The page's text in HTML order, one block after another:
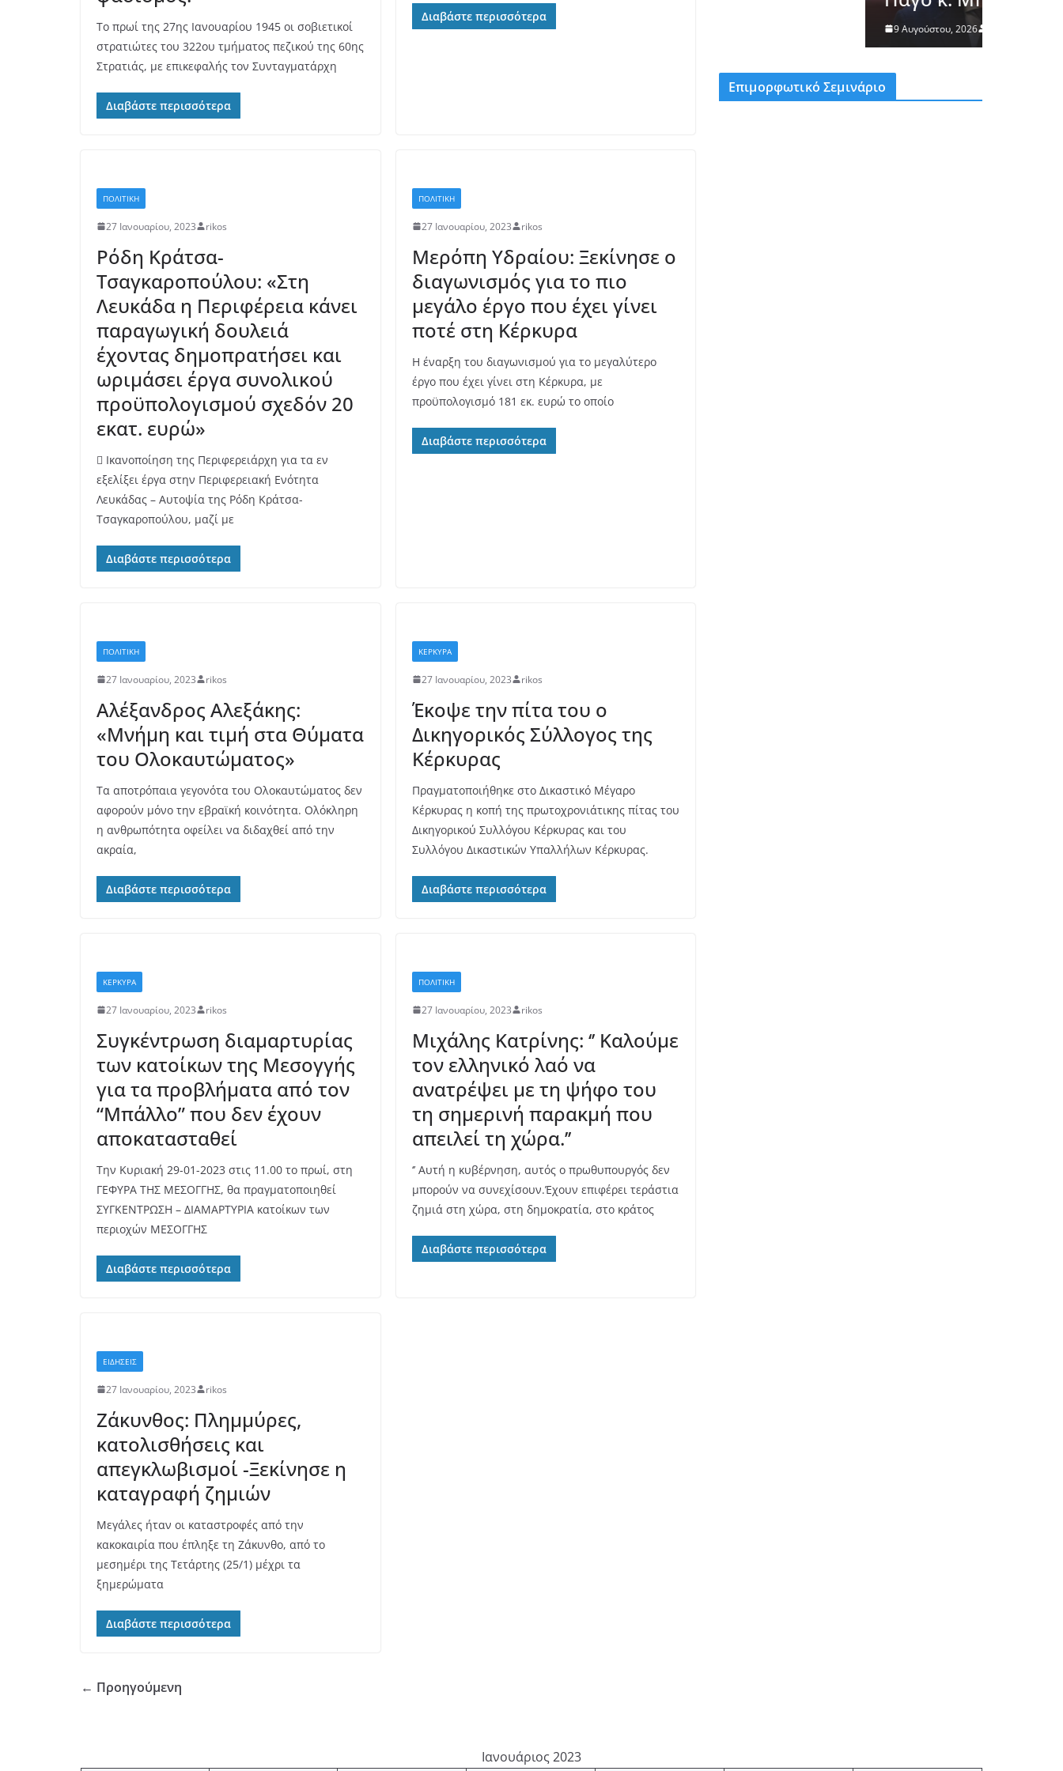
Το πρωί της 27ης Ιανουαρίου 1945 οι σοβιετικοί
στρατιώτες του 322ου τμήματος πεζικού της 60ης
Στρατιάς, με επικεφαλής τον Συνταγματάρχη
Διαβάστε περισσότερα
Διαβάστε περισσότερα
ΠΟΛΙΤΙΚΗ
27 Ιανουαρίου, 2023 rikos
Ρόδη Κράτσα-
Τσαγκαροπούλου: «Στη
Λευκάδα η Περιφέρεια κάνει
παραγωγική δουλειά
έχοντας δημοπρατήσει και
ωριμάσει έργα συνολικού
προϋπολογισμού σχεδόν 20
εκατ. ευρώ»
 Ικανοποίηση της Περιφερειάρχη για τα εν
εξελίξει έργα στην Περιφερειακή Ενότητα
Λευκάδας – Αυτοψία της Ρόδη Κράτσα-
Τσαγκαροπούλου, μαζί με
Διαβάστε περισσότερα
ΠΟΛΙΤΙΚΗ
27 Ιανουαρίου, 2023 rikos
Μερόπη Υδραίου: Ξεκίνησε ο
διαγωνισμός για το πιο
μεγάλο έργο που έχει γίνει
ποτέ στη Κέρκυρα
Η έναρξη του διαγωνισμού για το μεγαλύτερο
έργο που έχει γίνει στη Κέρκυρα, με
προϋπολογισμό 181 εκ. ευρώ το οποίο
Διαβάστε περισσότερα
ΠΟΛΙΤΙΚΗ
27 Ιανουαρίου, 2023 rikos
Αλέξανδρος Αλεξάκης:
«Μνήμη και τιμή στα Θύματα
του Ολοκαυτώματος»
Τα αποτρόπαια γεγονότα του Ολοκαυτώματος δεν
αφορούν μόνο την εβραϊκή κοινότητα. Ολόκληρη
η ανθρωπότητα οφείλει να διδαχθεί από την
ακραία,
Διαβάστε περισσότερα
ΚΕΡΚΥΡΑ
27 Ιανουαρίου, 2023 rikos
Έκοψε την πίτα του ο
Δικηγορικός Σύλλογος της
Κέρκυρας
Πραγματοποιήθηκε στο Δικαστικό Μέγαρο
Κέρκυρας η κοπή της πρωτοχρονιάτικης πίτας του
Δικηγορικού Συλλόγου Κέρκυρας και του
Συλλόγου Δικαστικών Υπαλλήλων Κέρκυρας.
Διαβάστε περισσότερα
ΚΕΡΚΥΡΑ
27 Ιανουαρίου, 2023 rikos
Συγκέντρωση διαμαρτυρίας
των κατοίκων της Μεσογγής
για τα προβλήματα από τον
“Μπάλλο” που δεν έχουν
αποκατασταθεί
Την Κυριακή 29-01-2023 στις 11.00 το πρωί, στη
ΓΕΦΥΡΑ ΤΗΣ ΜΕΣΟΓΓΗΣ, θα πραγματοποιηθεί
ΣΥΓΚΕΝΤΡΩΣΗ – ΔΙΑΜΑΡΤΥΡΙΑ κατοίκων των
περιοχών ΜΕΣΟΓΓΗΣ
Διαβάστε περισσότερα
ΠΟΛΙΤΙΚΗ
27 Ιανουαρίου, 2023 rikos
Μιχάλης Κατρίνης: ‘’ Καλούμε
τον ελληνικό λαό να
ανατρέψει με τη ψήφο του
τη σημερινή παρακμή που
απειλεί τη χώρα.’’
‘’ Αυτή η κυβέρνηση, αυτός ο πρωθυπουργός δεν
μπορούν να συνεχίσουν.Έχουν επιφέρει τεράστια
ζημιά στη χώρα, στη δημοκρατία, στο κράτος
Διαβάστε περισσότερα
ΕΙΔΗΣΕΙΣ
27 Ιανουαρίου, 2023 rikos
Ζάκυνθος: Πλημμύρες,
κατολισθήσεις και
απεγκλωβισμοί -Ξεκίνησε η
καταγραφή ζημιών
Μεγάλες ήταν οι καταστροφές από την
κακοκαιρία που έπληξε τη Ζάκυνθο, από το
μεσημέρι της Τετάρτης (25/1) μέχρι τα
ξημερώματα
Διαβάστε περισσότερα
← Προηγούμενη
Επιμορφωτικό Σεμινάριο
Ιανουάριος 2023